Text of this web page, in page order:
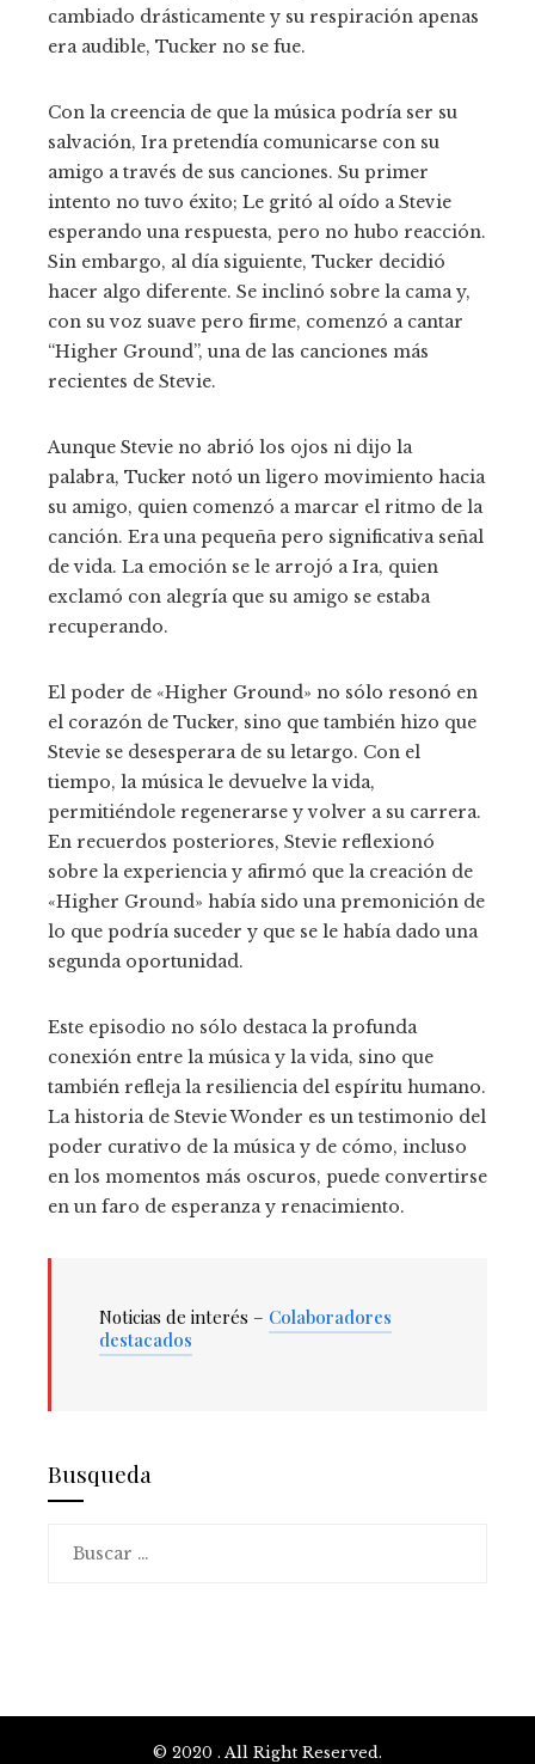
cambiado drásticamente y su respiración apenas
era audible, Tucker no se fue.
Con la creencia de que la música podría ser su
salvación, Ira pretendía comunicarse con su
amigo a través de sus canciones. Su primer
intento no tuvo éxito; Le gritó al oído a Stevie
esperando una respuesta, pero no hubo reacción.
Sin embargo, al día siguiente, Tucker decidió
hacer algo diferente. Se inclinó sobre la cama y,
con su voz suave pero firme, comenzó a cantar
“Higher Ground”, una de las canciones más
recientes de Stevie.
Aunque Stevie no abrió los ojos ni dijo la
palabra, Tucker notó un ligero movimiento hacia
su amigo, quien comenzó a marcar el ritmo de la
canción. Era una pequeña pero significativa señal
de vida. La emoción se le arrojó a Ira, quien
exclamó con alegría que su amigo se estaba
recuperando.
El poder de «Higher Ground» no sólo resonó en
el corazón de Tucker, sino que también hizo que
Stevie se desesperara de su letargo. Con el
tiempo, la música le devuelve la vida,
permitiéndole regenerarse y volver a su carrera.
En recuerdos posteriores, Stevie reflexionó
sobre la experiencia y afirmó que la creación de
«Higher Ground» había sido una premonición de
lo que podría suceder y que se le había dado una
segunda oportunidad.
Este episodio no sólo destaca la profunda
conexión entre la música y la vida, sino que
también refleja la resiliencia del espíritu humano.
La historia de Stevie Wonder es un testimonio del
poder curativo de la música y de cómo, incluso
en los momentos más oscuros, puede convertirse
en un faro de esperanza y renacimiento.
Noticias de interés – Colaboradores
destacados
Busqueda
© 2020 . All Right Reserved.